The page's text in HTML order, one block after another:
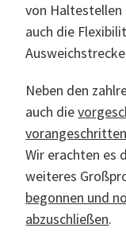
von
auch die
Neben den
auch die
Wir erachten es
weiteres
begonnen und
abzuschließen.